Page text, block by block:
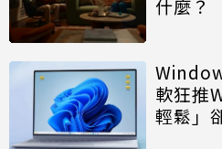
什麼？
軟狂推
輕鬆」